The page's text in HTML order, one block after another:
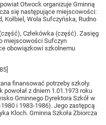
Otwock organizuje Gminną
się następujące miejscowości:
Kołbiel, Wola Sufczyńska, Rudno
Człekówka (część). Zasięg
miejscowości Sufczyn
obowiązkowi szkolnemu
finansować potrzeby szkoły.
z dniem 1.01.1973 roku
Gminnego Dyrektora Szkół w
i 1983-1986). Jego zastępcą
Kloch. Gminna Szkoła Zbiorcza